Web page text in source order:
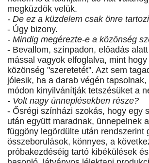
megküzdök velük.
- De ez a küzdelem csak önre
- Úgy bizony.
- Mindig megérezte-e a közönség
- Bevallom, színpadon, előadás
mással vagyok elfoglalva, mint
közönség "szeretetét". Azt sem
jólesik, ha a darab végén
módon kinyilvánítják tetszésüket a
- Volt nagy ünneplésekben része?
- Ősrégi színházi szokás, hogy egy
után együtt maradnak, ünnepelnek
függöny legördülte után rendszerint
összeborulások, könnyes, a
próbakezdéséig tartó kibékülések